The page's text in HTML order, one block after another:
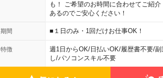
も！ ご希望のお時間に合わせてご紹
あるのでご安心ください！
期間 ■１日のみ・1回だけお仕事OK！
特徴 週1日からOK/日払いOK/履歴書不要/副
し/パソコンスキル不要